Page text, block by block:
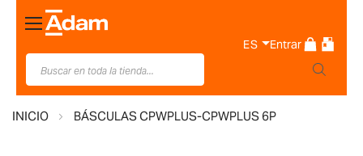
Toggle
Nav
ES Entrar
INICIO BÁSCULAS CPWPLUS-CPWPLUS 6P